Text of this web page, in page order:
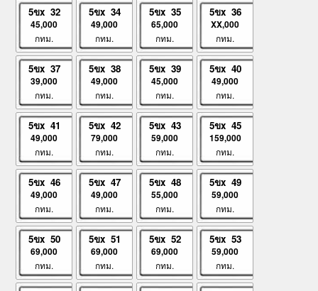
5ขx 32
45,000
กทม.
5ขx 34
49,000
กทม.
5ขx 35
65,000
กทม.
5ขx 36
XX,000
กทม.
5ขx 37
39,000
กทม.
5ขx 38
49,000
กทม.
5ขx 39
45,000
กทม.
5ขx 40
49,000
กทม.
5ขx 41
49,000
กทม.
5ขx 42
79,000
กทม.
5ขx 43
59,000
กทม.
5ขx 45
159,000
กทม.
5ขx 46
49,000
กทม.
5ขx 47
49,000
กทม.
5ขx 48
55,000
กทม.
5ขx 49
59,000
กทม.
5ขx 50
69,000
กทม.
5ขx 51
69,000
กทม.
5ขx 52
69,000
กทม.
5ขx 53
59,000
กทม.